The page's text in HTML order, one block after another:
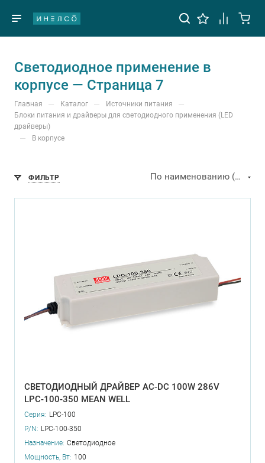
Светодиодное применение в
корпусе — Страница 7
Главная — Каталог — Источники питания —
Блоки питания и драйверы для светодиодного применения (LED
драйверы)
— В корпусе
ФИЛЬТР По наименованию (А-Я)
СВЕТОДИОДНЫЙ ДРАЙВЕР AC-DC 100W 286V
LPC-100-350 MEAN WELL
Серия: LPC-100
P/N: LPC-100-350
Назначение: Светодиодное
Мощность, Вт: 100